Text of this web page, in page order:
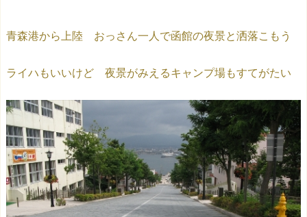
青森港から上陸 おっさん一人で函館の夜景と洒落こもう
ライハもいいけど 夜景がみえるキャンプ場もすてがたい